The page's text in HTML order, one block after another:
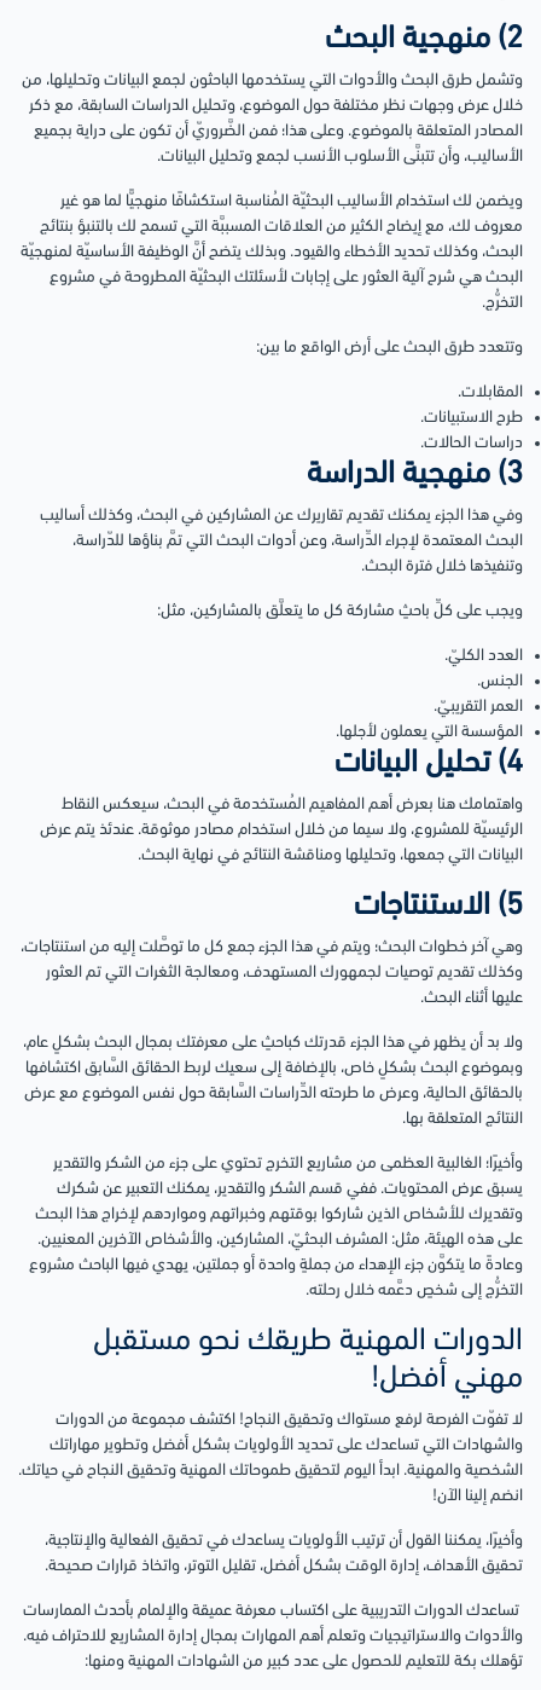
2) منهجية البحث
وتشمل طرق البحث والأدوات التي يستخدمها الباحثون لجمع البيانات وتحليلها، من
خلال عرض وجهات نظر مختلفة حول الموضوع، وتحليل الدراسات السابقة، مع ذكر
المصادر المتعلقة بالموضوع. وعلى هذا؛ فمن الضَّروريّ أن تكون على دراية بجميع
الأساليب، وأن تتبنَّى الأسلوب الأنسب لجمع وتحليل البيانات.
ويضمن لك استخدام الأساليب البحثيّة المُناسبة استكشافًا منهجيًّا لما هو غير
معروف لك، مع إيضاح الكثير من العلاقات المسببَّة التي تسمح لك بالتنبؤ بنتائج
البحث، وكذلك تحديد الأخطاء والقيود. وبذلك يتضح أنَّ الوظيفة الأساسيّة لمنهجيّة
البحث هي شرح آلية العثور على إجابات لأسئلتك البحثيّة المطروحة في مشروع
التخرُّج.
وتتعدد طرق البحث على أرض الواقع ما بين:
المقابلات.
طرح الاستبيانات.
دراسات الحالات.
3) منهجية الدراسة
وفي هذا الجزء يمكنك تقديم تقاريرك عن المشاركين في البحث، وكذلك أساليب
البحث المعتمدة لإجراء الدِّراسة، وعن أدوات البحث التي تمَّ بناؤها للدّراسة،
وتنفيذها خلال فترة البحث.
ويجب على كلِّ باحثٍ مشاركة كل ما يتعلَّق بالمشاركين، مثل:
العدد الكليّ.
الجنس.
العمر التقريبيّ.
المؤسسة التي يعملون لأجلها.
4) تحليل البيانات
واهتمامك هنا بعرض أهم المفاهيم المُستخدمة في البحث، سيعكس النقاط
الرئيسيّة للمشروع، ولا سيما من خلال استخدام مصادر موثوقة. عندئذ يتم عرض
البيانات التي جمعها، وتحليلها ومناقشة النتائج في نهاية البحث.
5) الاستنتاجات
وهي آخر خطوات البحث؛ ويتم في هذا الجزء جمع كل ما توصَّلت إليه من استنتاجات،
وكذلك تقديم توصيات لجمهورك المستهدف، ومعالجة الثغرات التي تم العثور
عليها أثناء البحث.
ولا بد أن يظهر في هذا الجزء قدرتك كباحثٍ على معرفتك بمجال البحث بشكلٍ عام،
وبموضوع البحث بشكلٍ خاص، بالإضافة إلى سعيك لربط الحقائق السَّابق اكتشافها
بالحقائق الحالية، وعرض ما طرحته الدِّراسات السَّابقة حول نفس الموضوع مع عرض
النتائج المتعلقة بها.
وأخيرًا؛ الغالبية العظمى من مشاريع التخرج تحتوي على جزء من الشكر والتقدير
يسبق عرض المحتويات. ففي قسم الشكر والتقدير، يمكنك التعبير عن شكرك
وتقديرك للأشخاص الذين شاركوا بوقتهم وخبراتهم ومواردهم لإخراج هذا البحث
على هذه الهيئة، مثل: المشرف البحثيّ، المشاركين، والأشخاص الآخرين المعنيين.
وعادةً ما يتكوَّن جزء الإهداء من جملةٍ واحدة أو جملتين، يهدي فيها الباحث مشروع
التخرُّج إلى شخصٍ دعَّمه خلال رحلته.
الدورات المهنية طريقك نحو مستقبل
مهني أفضل!
لا تفوّت الفرصة لرفع مستواك وتحقيق النجاح! اكتشف مجموعة من الدورات
والشهادات التي تساعدك على تحديد الأولويات بشكل أفضل وتطوير مهاراتك
الشخصية والمهنية. ابدأ اليوم لتحقيق طموحاتك المهنية وتحقيق النجاح في حياتك.
انضم إلينا الآن!
وأخيرًا، يمكننا القول أن ترتيب الأولويات يساعدك في تحقيق الفعالية والإنتاجية،
تحقيق الأهداف، إدارة الوقت بشكل أفضل، تقليل التوتر، واتخاذ قرارات صحيحة.
تساعدك الدورات التدريبية على اكتساب معرفة عميقة والإلمام بأحدث الممارسات
والأدوات والاستراتيجيات وتعلم أهم المهارات بمجال إدارة المشاريع للاحتراف فيه.
تؤهلك بكة للتعليم للحصول على عدد كبير من الشهادات المهنية ومنها: